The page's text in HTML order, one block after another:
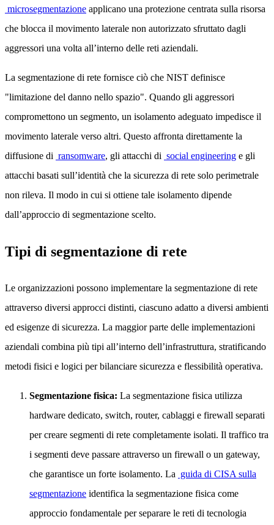
microsegmentazione applicano una protezione centrata sulla risorsa
che blocca il movimento laterale non autorizzato sfruttato dagli
aggressori una volta all’interno delle reti aziendali.
La segmentazione di rete fornisce ciò che NIST definisce
"limitazione del danno nello spazio". Quando gli aggressori
compromettono un segmento, un isolamento adeguato impedisce il
movimento laterale verso altri. Questo affronta direttamente la
diffusione di ransomware, gli attacchi di social engineering e gli
attacchi basati sull’identità che la sicurezza di rete solo perimetrale
non rileva. Il modo in cui si ottiene tale isolamento dipende
dall’approccio di segmentazione scelto.
Tipi di segmentazione di rete
Le organizzazioni possono implementare la segmentazione di rete
attraverso diversi approcci distinti, ciascuno adatto a diversi ambienti
ed esigenze di sicurezza. La maggior parte delle implementazioni
aziendali combina più tipi all’interno dell’infrastruttura, stratificando
metodi fisici e logici per bilanciare sicurezza e flessibilità operativa.
Segmentazione fisica: La segmentazione fisica utilizza
hardware dedicato, switch, router, cablaggi e firewall separati
per creare segmenti di rete completamente isolati. Il traffico tra
i segmenti deve passare attraverso un firewall o un gateway,
che garantisce un forte isolamento. La guida di CISA sulla
segmentazione identifica la segmentazione fisica come
approccio fondamentale per separare le reti di tecnologia